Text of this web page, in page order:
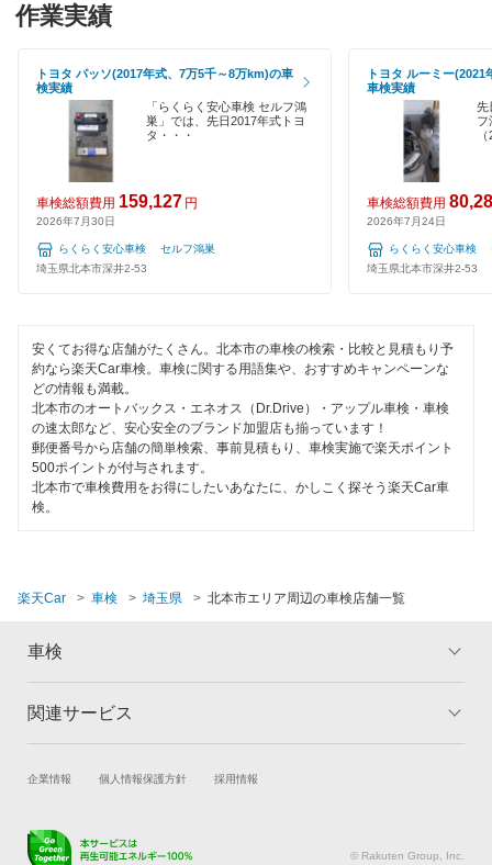
行田市
久喜市
越谷市
児玉郡
幸手市
狭山市
志木市
白岡市
鶴ヶ島市
所沢市
蓮田市
120分以内の車検
夜間受付
整備保証
1級整備士在籍
閉じる
コスモの車検
アーリー車検
元気車検
車検のコバック
GTNET×カフェ車検
キグナス車検
ヤジマ石油車検
出光興産「らくらく安心車検」
エネフリ車検
安心WE！車検
作業実績
トヨタ パッソ(2017年式、7万5千～8万km)の車
検実績
「らくらく安心車検 セルフ鴻
巣」では、先日2017年式トヨ
タ・・・
車検総額費用 159,127 円
2026年7月30日
らくらく安心車検 セルフ鴻巣
埼玉県北本市深井2-53
トヨタ ルーミー
車検実績
先
フ
車検総額費用
2026年7月24日
らくらく安心車検
埼玉県北本市深井2-53
安くてお得な店舗がたくさん。北本市の車検の検索・比較と見積もり予
約なら楽天Car車検。車検に関する用語集や、おすすめキャンペーンな
どの情報も満載。
北本市のオートバックス・エネオス（Dr.Drive）・アップル車検・車検
の速太郎など、安心安全のブランド加盟店も揃っています！
郵便番号から店舗の簡単検索、事前見積もり、車検実施で楽天ポイント
500ポイントが付与されます。
北本市で車検費用をお得にしたいあなたに、かしこく探そう楽天Car車
検。
楽天Car 車検 埼玉県 北本市エリア周辺の車検店舗一覧
車検
トップ
車検の基礎知識 キャンペーン一覧
関連サービス
試乗・商談 新車購入
キズ修理予約
企業情報 個人情報保護方針 採用情報
© Rakuten Group, Inc.